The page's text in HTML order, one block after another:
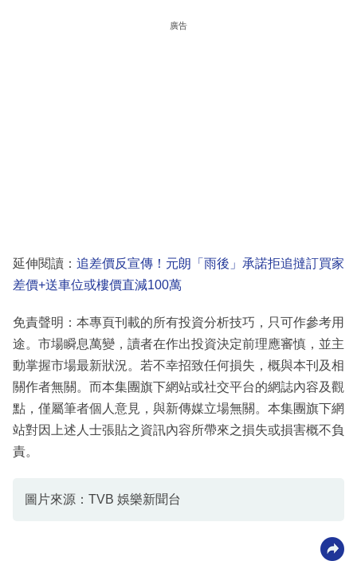
廣告
延伸閱讀： 追差價反宣傳！元朗「雨後」承諾拒追撻訂買家
差價+送車位或樓價直減100萬
免責聲明：本專頁刊載的所有投資分析技巧，只可作參考用
途。市場瞬息萬變，讀者在作出投資決定前理應審慎，並主
動掌握市場最新狀況。若不幸招致任何損失，概與本刊及相
關作者無關。而本集團旗下網站或社交平台的網誌內容及觀
點，僅屬筆者個人意見，與新傳媒立場無關。本集團旗下網
站對因上述人士張貼之資訊內容所帶來之損失或損害概不負
責。
圖片來源：TVB 娛樂新聞台